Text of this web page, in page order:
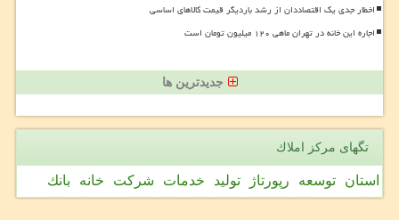
اخطار جدی یک اقتصاددان از رشد باردیگر قیمت کالاهای اساسی
اجاره این خانه در تهران ماهی ۱۲۰ میلیون تومان است
جدیدترین ها
تگهای مركز املاك
استان توسعه رپورتاژ تولید خدمات شركت خانه بانك